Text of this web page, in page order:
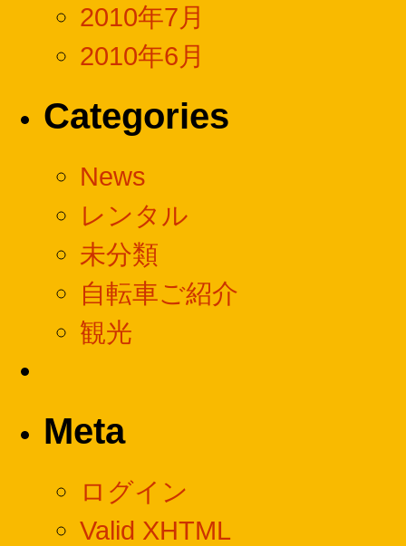
2010年7月
2010年6月
Categories
News
レンタル
未分類
自転車ご紹介
観光
Meta
ログイン
Valid XHTML